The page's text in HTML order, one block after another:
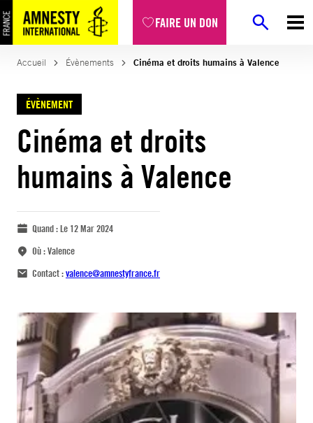
FAIRE UN DON
Accueil Évènements Cinéma et droits humains à Valence
ÉVÈNEMENT
Cinéma et droits
humains à Valence
Quand :Le 12 Mar 2024
Où :Valence
Contact :valence@amnestyfrance.fr